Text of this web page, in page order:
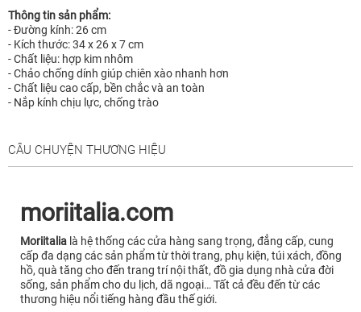
Thông tin sản phẩm:
- Đường kính: 26 cm
- Kích thước: 34 x 26 x 7 cm
- Chất liệu: hợp kim nhôm
- Chảo chống dính giúp chiên xào nhanh hơn
- Chất liệu cao cấp, bền chắc và an toàn
- Nắp kính chịu lực, chống trào
CÂU CHUYỆN THƯƠNG HIỆU
moriitalia.com
Moriitalia là hệ thống các cửa hàng sang trọng, đẳng cấp, cung
cấp đa dạng các sản phẩm từ thời trang, phụ kiện, túi xách, đồng
hồ, quà tăng cho đến trang trí nội thất, đồ gia dụng nhà cửa đời
sống, sản phẩm cho du lịch, dã ngoại… Tất cả đều đến từ các
thương hiệu nổi tiếng hàng đầu thế giới.